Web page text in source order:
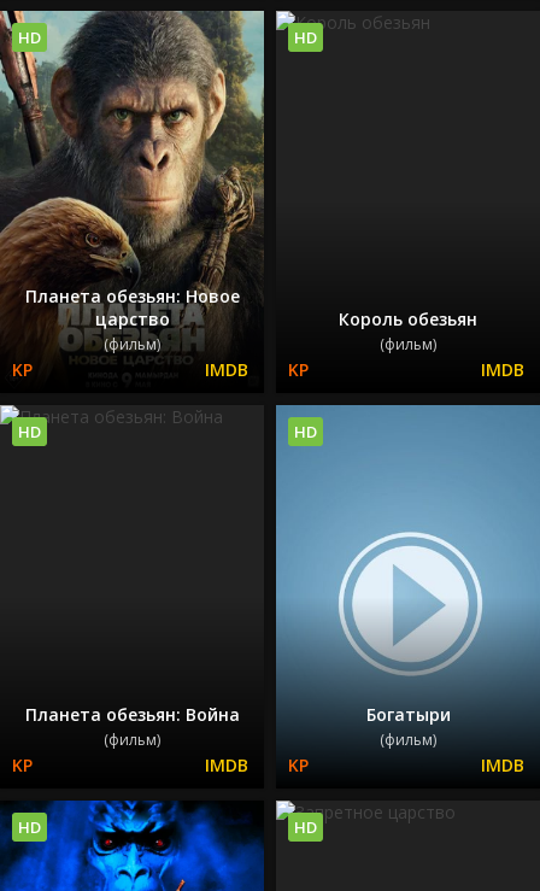
Планета обезьян: Новое
царство
(фильм)
HD
Король обезьян
(фильм)
HD
Планета обезьян: Война
(фильм)
HD
Богатыри
(фильм)
HD
HD HD